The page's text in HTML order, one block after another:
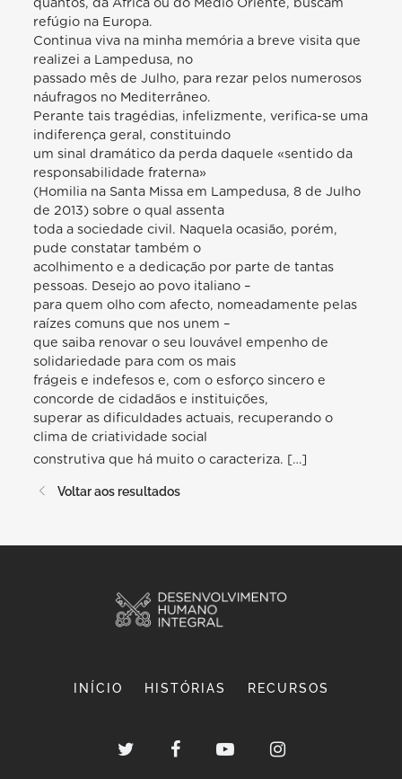
quantos, da África ou do Médio Oriente, buscam
refúgio na Europa.
Continua viva na minha memória a breve visita que
realizei a Lampedusa, no
passado mês de Julho, para rezar pelos numerosos
náufragos no Mediterrâneo.
Perante tais tragédias, infelizmente, verifica-se uma
indiferença geral, constituindo
um sinal dramático da perda daquele «sentido da
responsabilidade fraterna»
(Homilia na Santa Missa em Lampedusa, 8 de Julho
de 2013) sobre o qual assenta
toda a sociedade civil. Naquela ocasião, porém,
pude constatar também o
acolhimento e a dedicação por parte de tantas
pessoas. Desejo ao povo italiano –
para quem olho com afecto, nomeadamente pelas
raízes comuns que nos unem –
que saiba renovar o seu louvável empenho de
solidariedade para com os mais
frágeis e indefesos e, com o esforço sincero e
concorde de cidadãos e instituições,
superar as dificuldades actuais, recuperando o
clima de criatividade social
construtiva que há muito o caracteriza. […]
Voltar aos resultados
INÍCIO HISTÓRIAS RECURSOS